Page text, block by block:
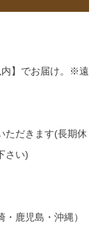
内】でお届け。※遠
ただきます(長期休
さい)
鹿児島・沖縄）